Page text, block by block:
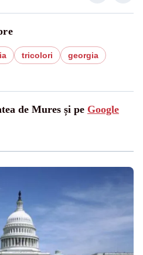
tricolori
georgia
de Mures și pe Google